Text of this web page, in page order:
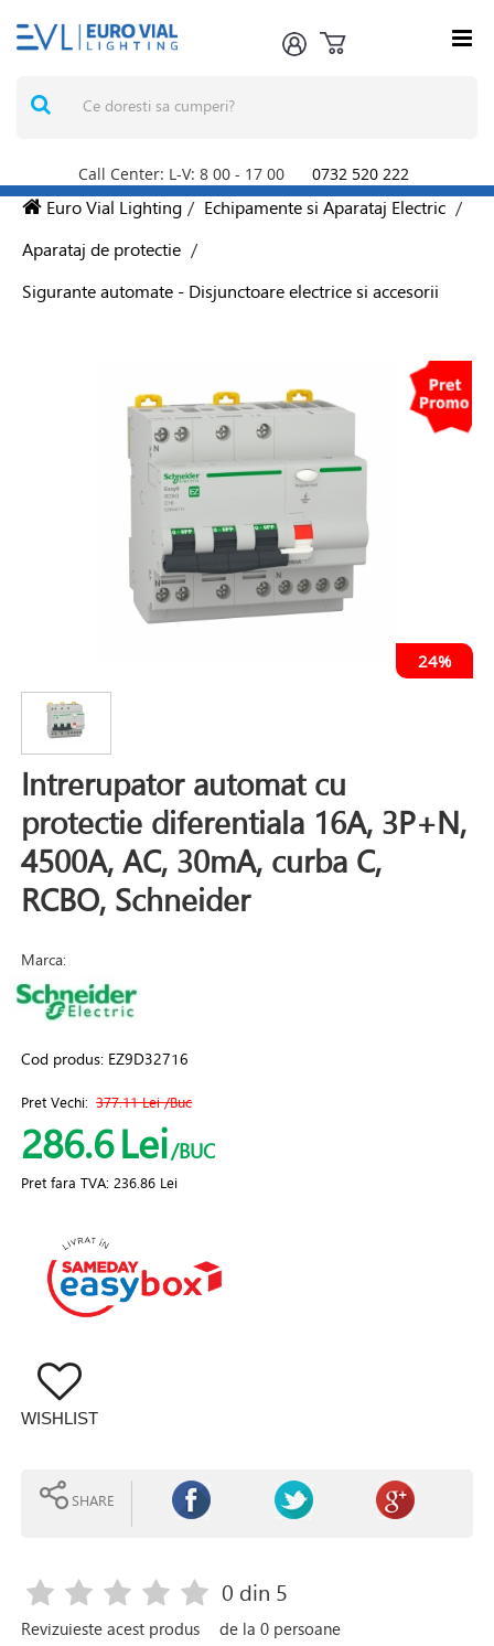
Call Center: L-V: 8 00 - 17 00 0732 520 222
Euro Vial Lighting / Echipamente si Aparataj Electric /
Aparataj de protectie /
Sigurante automate - Disjunctoare electrice si accesorii
24%
Intrerupator automat cu
protectie diferentiala 16A, 3P+N,
4500A, AC, 30mA, curba C,
RCBO, Schneider
Marca:
Cod produs: EZ9D32716
Pret Vechi: 377.11 Lei/Buc
286.6Lei/BUC
Pret fara TVA:236.86 Lei
WISHLIST
SHARE
Revizuieste acest produs
0 din 5
de la0 persoane